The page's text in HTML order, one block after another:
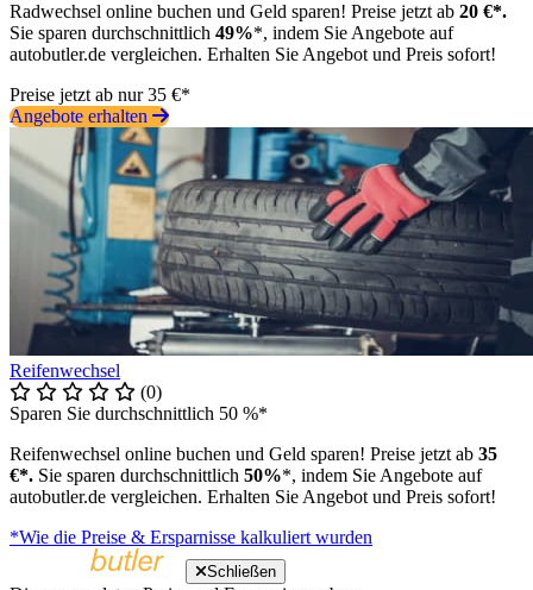
Radwechsel online buchen und Geld sparen! Preise jetzt ab 20 €*.
Sie sparen durchschnittlich 49%*, indem Sie Angebote auf
autobutler.de vergleichen. Erhalten Sie Angebot und Preis sofort!
Preise jetzt ab nur 35 €*
Angebote erhalten
Reifenwechsel
(0)
Sparen Sie durchschnittlich 50 %*
Reifenwechsel online buchen und Geld sparen! Preise jetzt ab 35
€*. Sie sparen durchschnittlich 50%*, indem Sie Angebote auf
autobutler.de vergleichen. Erhalten Sie Angebot und Preis sofort!
*Wie die Preise & Ersparnisse kalkuliert wurden
Schließen